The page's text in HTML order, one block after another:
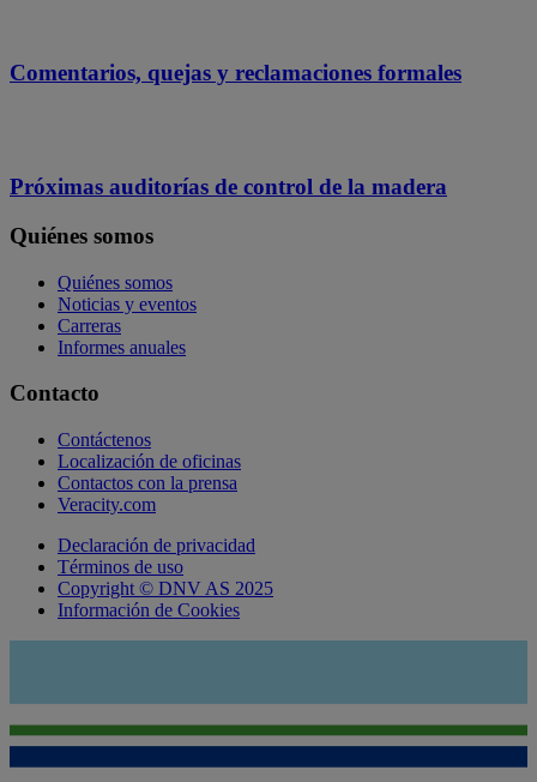
Comentarios, quejas y reclamaciones formales
Próximas auditorías de control de la madera
Quiénes somos
Quiénes somos
Noticias y eventos
Carreras
Informes anuales
Contacto
Contáctenos
Localización de oficinas
Contactos con la prensa
Veracity.com
Declaración de privacidad
Términos de uso
Copyright © DNV AS 2025
Información de Cookies